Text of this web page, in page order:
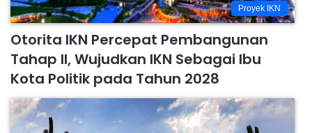
Proyek IKN
Otorita IKN Percepat Pembangunan
Tahap II, Wujudkan IKN Sebagai Ibu
Kota Politik pada Tahun 2028